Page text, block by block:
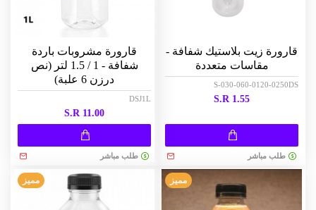
S-030-060-0120-0250DS
قارورة زيت بلاستيك شفافة -
مقاسات متعددة
S.R 1.55
طلب مباشر
DSJ1L
قارورة مشروبات باردة
شفافة - 1 / 1.5 لتر (نص
درزن 6 علبة)
S.R 11.00
طلب مباشر
مميز مميز